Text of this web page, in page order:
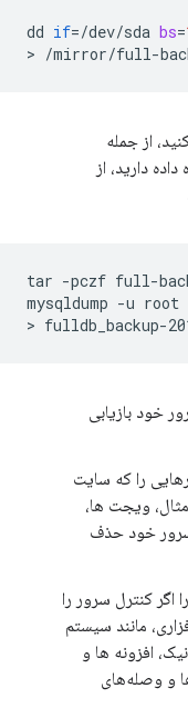
dd if=/dev/sda bs=
>
از جمله
دارید، از
tar -pczf full-
mysqldump -u root
>
خود بازیابی
را که سایت
مثال، ویجت ها،
سرور خود حذف
اگر کنترل سرور را
مانند سیستم
افزونه ها و
و وصله‌های